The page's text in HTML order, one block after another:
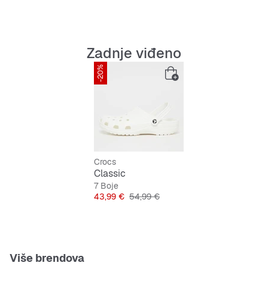
Crocs-logo sa strane
unutrašnjost: sintetički materijal
Zadnje viđeno
-20%
Crocs
Classic
7 Boje
Cijena
43,99 € Originalna cijena
54,99 €
Više brendova